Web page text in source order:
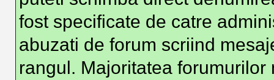
fost specificate de catre
abuzati de forum scriind
rangul. Majoritatea